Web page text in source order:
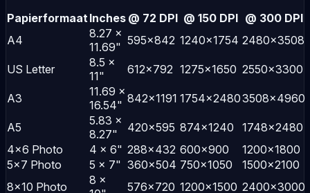
Papierformaat Inches @ 72 DPI @ 150 DPI @ 300 DPI
A4
8.27 ×
11.69" 595×842 1240×1754 2480×3508
US Letter
8.5 ×
11"
612×792 1275×1650 2550×3300
A3
11.69 ×
16.54" 842×1191 1754×24803508×4960
A5
5.83 ×
8.27"
420×595 874×1240
1748×2480
4×6 Photo
4 × 6" 288×432 600×900
1200×1800
5×7 Photo
5 × 7" 360×504 750×1050
1500×2100
8×10 Photo
8 ×
576×720 1200×1500 2400×3000